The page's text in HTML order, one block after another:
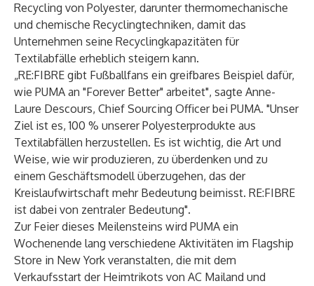
Recycling von Polyester, darunter thermomechanische
und chemische Recyclingtechniken, damit das
Unternehmen seine Recyclingkapazitäten für
Textilabfälle erheblich steigern kann.
„RE:FIBRE gibt Fußballfans ein greifbares Beispiel dafür,
wie PUMA an "Forever Better" arbeitet", sagte Anne-
Laure Descours, Chief Sourcing Officer bei PUMA. "Unser
Ziel ist es, 100 % unserer Polyesterprodukte aus
Textilabfällen herzustellen. Es ist wichtig, die Art und
Weise, wie wir produzieren, zu überdenken und zu
einem Geschäftsmodell überzugehen, das der
Kreislaufwirtschaft mehr Bedeutung beimisst. RE:FIBRE
ist dabei von zentraler Bedeutung".
Zur Feier dieses Meilensteins wird PUMA ein
Wochenende lang verschiedene Aktivitäten im Flagship
Store in New York veranstalten, die mit dem
Verkaufsstart der Heimtrikots von AC Mailand und